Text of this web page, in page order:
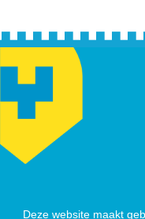
Deze website maakt